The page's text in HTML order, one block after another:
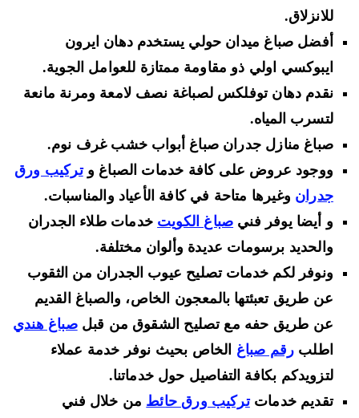
للانزلاق.
أفضل صباغ ميدان حولي يستخدم دهان ايرون
ايبوكسي اوليذو مقاومة ممتازة للعوامل الجوية.
نقدم دهان توفلكس لصباغة نصف لامعة ومرنة مانعة
لتسرب المياه.
صباغ منازل جدران صباغ أبواب خشب غرف نوم.
ووجود عروض على كافة خدمات الصباغ وتركيب ورق
جدرانوغيرها متاحة في كافة الأعياد والمناسبات.
و أيضا يوفر فنيصباغ الكويتخدمات طلاء الجدران
والحديد برسومات عديدة وألوان مختلفة.
ونوفر لكم خدمات تصليح عيوب الجدران من الثقوب
عن طريق تعبئتها بالمعجون الخاص، والصباغ القديم
عن طريق حفه مع تصليح الشقوق من قبلصباغ هندي
اطلبرقم صباغالخاص بحيث نوفر خدمة عملاء
لتزويدكم بكافة التفاصيل حول خدماتنا.
تقديم خدماتتركيب ورق حائطمن خلال فني